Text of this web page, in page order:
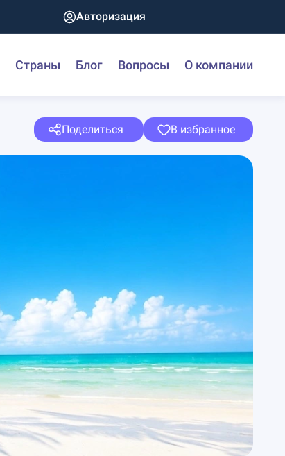
Авторизация
Страны Блог Вопросы О компании
Поделиться В избранное